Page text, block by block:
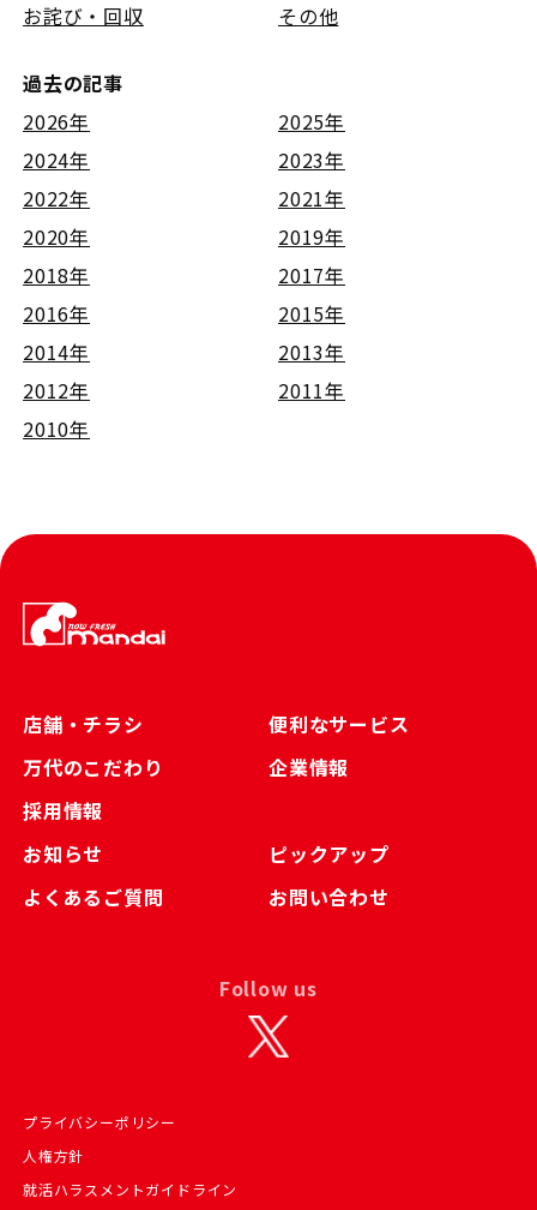
お詫び・回収
その他
過去の記事
2026年
2025年
2024年
2023年
2022年
2021年
2020年
2019年
2018年
2017年
2016年
2015年
2014年
2013年
2012年
2011年
2010年
店舗・チラシ
便利なサービス
万代のこだわり
企業情報
採用情報
お知らせ
ピックアップ
よくあるご質問
お問い合わせ
プライバシーポリシー
人権方針
就活ハラスメントガイドライン
Follow us